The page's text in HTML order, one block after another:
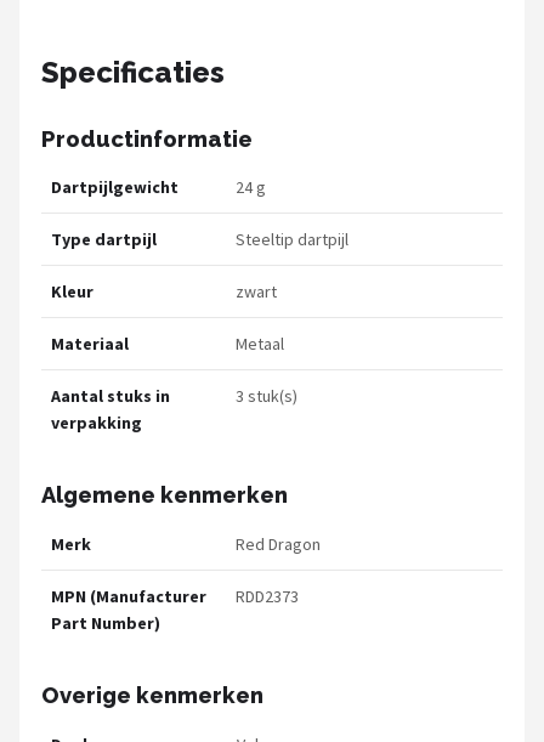
Specificaties
Productinformatie
Dartpijlgewicht 24 g
Type dartpijl Steeltip dartpijl
Kleur zwart
Materiaal Metaal
Aantal stuks in
verpakking
3 stuk(s)
Algemene kenmerken
Merk Red Dragon
MPN (Manufacturer
Part Number)
RDD2373
Overige kenmerken